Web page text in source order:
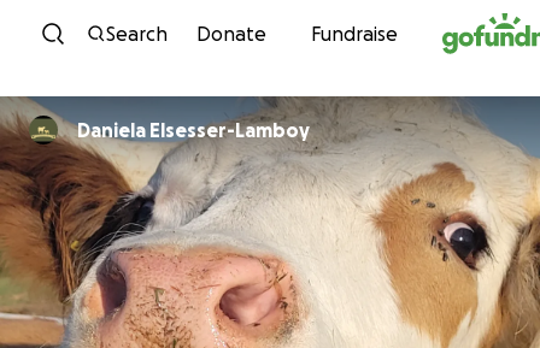
Skip to content
Search Donate Fundraise
Daniela Elsesser-Lamboy